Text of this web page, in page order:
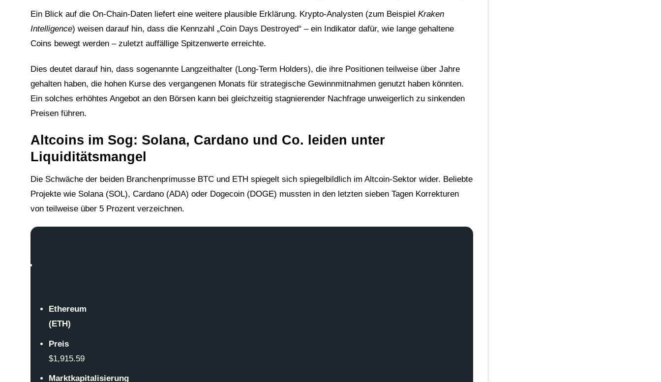
Ein Blick auf die On-Chain-Daten liefert eine weitere plausible Erklärung. Krypto-Analysten (zum Beispiel Kraken
Intelligence) weisen darauf hin, dass die Kennzahl „Coin Days Destroyed“ – ein Indikator dafür, wie lange gehaltene
Coins bewegt werden – zuletzt auffällige Spitzenwerte erreichte.
Dies deutet darauf hin, dass sogenannte Langzeithalter (Long-Term Holders), die ihre Positionen teilweise über Jahre
gehalten haben, die hohen Kurse des vergangenen Monats für strategische Gewinnmitnahmen genutzt haben könnten.
Ein solches erhöhtes Angebot an den Börsen kann bei gleichzeitig stagnierender Nachfrage unweigerlich zu sinkenden
Preisen führen.
Altcoins im Sog: Solana, Cardano und Co. leiden unter
Liquiditätsmangel
Die Schwäche der beiden Branchenprimusse BTC und ETH spiegelt sich spiegelbildlich im Altcoin-Sektor wider. Beliebte
Projekte wie Solana (SOL), Cardano (ADA) oder Dogecoin (DOGE) mussten in den letzten sieben Tagen Korrekturen
von teilweise über 5 Prozent verzeichnen.
Ethereum
(ETH)
Preis
$1,915.59
Marktkapitalisierung